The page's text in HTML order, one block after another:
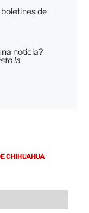
de
noticia?
la
CHIHUAHUA